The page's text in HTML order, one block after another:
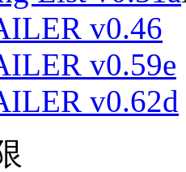
v0.46
v0.59e
v0.62d